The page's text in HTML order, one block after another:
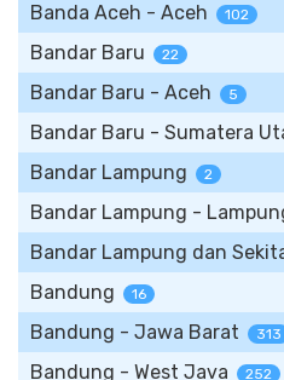
Banda Aceh - Aceh 102
Bandar Baru 22
Bandar Baru - Aceh 5
Bandar Baru - Sumatera
Bandar Lampung 2
Bandar Lampung -
Bandar Lampung dan
Bandung 16
Bandung - Jawa Barat 313
Bandung - West Java 252